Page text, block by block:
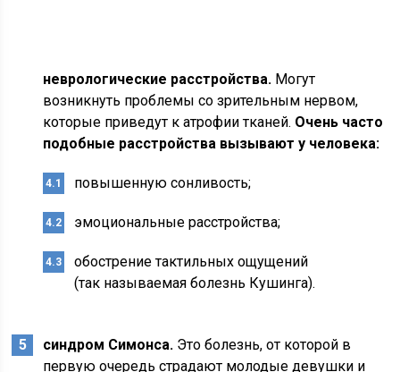
неврологические расстройства. Могут
возникнуть проблемы со зрительным нервом,
которые приведут к атрофии тканей. Очень часто
подобные расстройства вызывают у человека:
повышенную сонливость;
эмоциональные расстройства;
обострение тактильных ощущений
(так называемая болезнь Кушинга).
синдром Симонса. Это болезнь, от которой в
первую очередь страдают молодые девушки и